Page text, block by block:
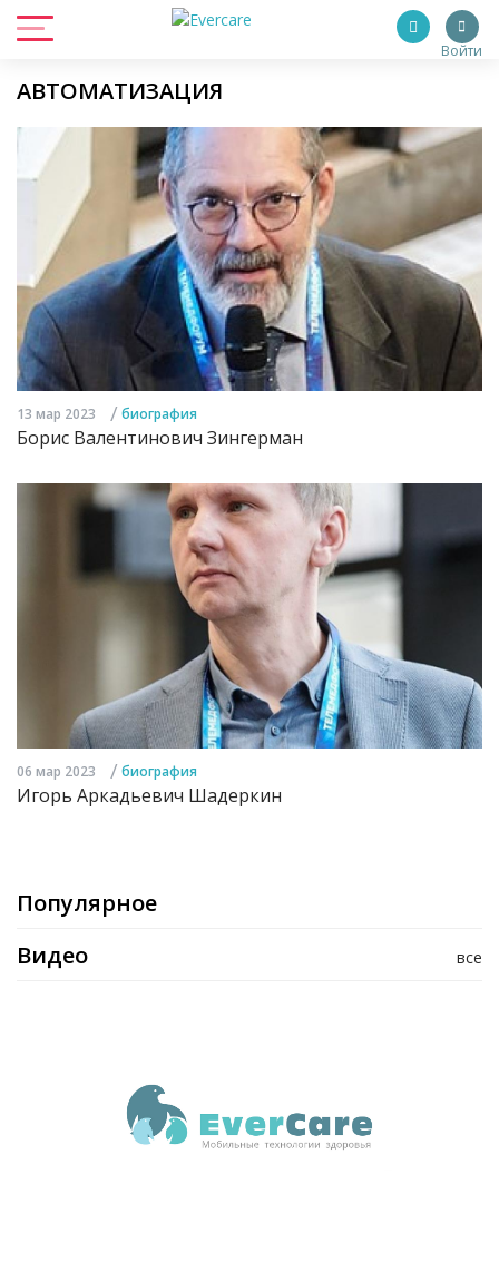
Войти
АВТОМАТИЗАЦИЯ
13 мар 2023 / биография
Борис Валентинович Зингерман
06 мар 2023 / биография
Игорь Аркадьевич Шадеркин
Популярное
все
Видео